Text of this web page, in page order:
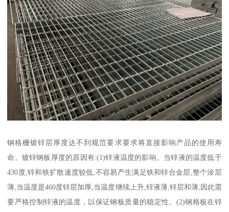
钢格栅镀锌层厚度达不到规范要求要求将直接影响产品的使用寿
命。镀锌钢板厚度的原因有:(1)锌液温度的影响。当锌液的温度低于
430度,锌和铁扩散速度较低,不容易产生满足铁和锌合金层,整个涂层
薄,当温度是460度锌层加厚,当温度继续上升,锌液薄,锌层和薄,因此需
要严格控制锌液的温度，以保证钢板质量的稳定性。(2)钢格板在锌